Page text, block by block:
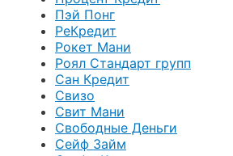
Пэй Понг
РеКредит
Рокет Мани
Роял Стандарт групп
Сан Кредит
Свизо
Свит Мани
Свободные Деньги
Сейф Займ